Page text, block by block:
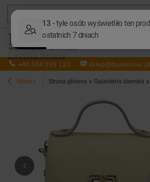
+48 504 199 123 sklep@barberinis.pl
Wstecz Strona główna Galanteria damska